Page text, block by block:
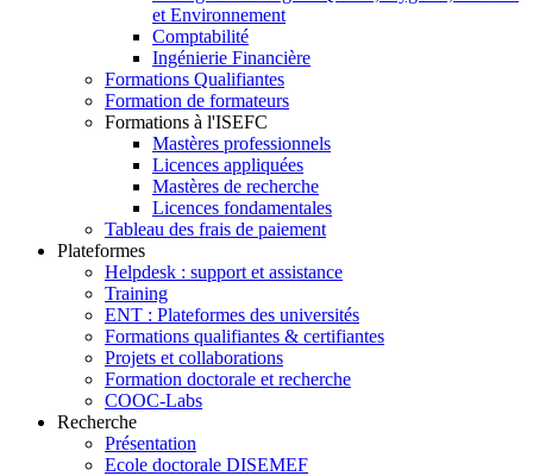
et Environnement
Comptabilité
Ingénierie Financière
Formations Qualifiantes
Formation de formateurs
Formations à l'ISEFC
Mastères professionnels
Licences appliquées
Mastères de recherche
Licences fondamentales
Tableau des frais de paiement
Plateformes
Helpdesk : support et assistance
Training
ENT : Plateformes des universités
Formations qualifiantes & certifiantes
Projets et collaborations
Formation doctorale et recherche
COOC-Labs
Recherche
Présentation
Ecole doctorale DISEMEF